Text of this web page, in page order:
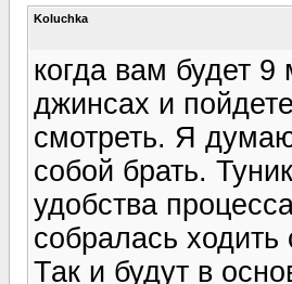
Koluchka
когда вам будет 9
джинсах и
смотреть. Я
собой брать.
удобства
собралась
Так и будут в